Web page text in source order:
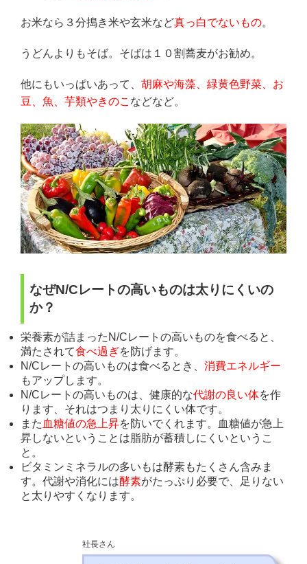
お米なら３分搗き米や玄米など真っ白でないもの。
うどんよりもそば。そばは１０割蕎麦がお勧め。
他にもいっぱいあって、 胡麻や海藻、緑黄色野菜、お
豆、魚、芋類やきのこ などなど。
なぜN/Cレートの高いものは太りにくいの
か？
栄養素が詰まったN/Cレートの高いものを食べると、
満たされて食べ過ぎを防げます。
N/Cレートの高いものは食べるとき、 消費エネルギー
もアップします。
N/Cレートの高いものは、健康的な代謝の良い体を作
ります、それはつまり太りにくい体です。
また 血糖値の急上昇を防いでくれます。血糖値が急上
昇しないということは脂肪が蓄積しにくいというこ
と。
ビタミンミネラルの多いもは酵素もたくさん含みま
す。代謝や消化には酵素がたっぷり必要で、足りない
と太りやすくなります。
社長さん